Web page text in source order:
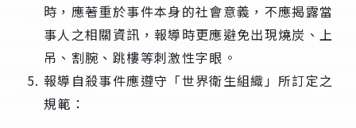
時，應著重於事件本身的社會意義，不應揭露當
事人之相關資訊，報導時更應避免出現燒炭、上
吊、割腕、跳樓等刺激性字眼。
報導自殺事件應遵守「世界衛生組織」所訂定之
規範：